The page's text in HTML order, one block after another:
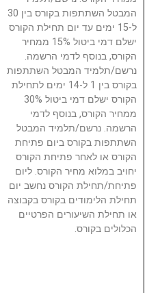
המבטל השתתפות בקורס בין 30
ל-15 ימים עד יום תחילת הקורס
ישלם דמי ביטול 15% ממחיר
הקורס, בנוסף לדמי הרשמה.
נרשם/תלמיד המבטל השתתפות
בקורס בין 1 ל-14 ימים לתחילת
הקורס ישלם דמי ביטול 30%
ממחיר הקורס, בנוסף לדמי
הרשמה. נרשם/תלמיד המבטל
השתתפות בקורס ביום פתיחת
הקורס או לאחר פתיחת הקורס
יחויב במלוא מחיר הקורס. ליום
פתיחת/תחילת הקורס נחשב יום
תחילת הלימודים בקורס בקבוצה
או תחילת השיעורים הפרטיים
הכלולים בקורס.